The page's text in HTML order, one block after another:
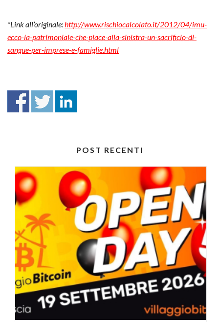
*Link all’originale: http://www.rischiocalcolato.it/2012/04/imu-
ecco-la-patrimoniale-che-piace-alla-sinistra-un-sacrificio-di-
sangue-per-imprese-e-famiglie.html
POST RECENTI